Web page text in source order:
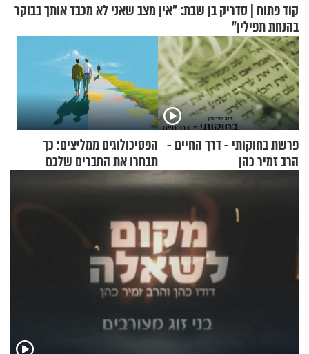
קוד פתוח | סדריק בן שבת: "אין מצב שאני לא מכבד אותך בבוקר
בהנחת תפילין"
פרשת בחוקותי - דרך החיים -
הרב זמיר כהן
הפסיכולוגים ממליצים: כך
תבחרו את החברים שלכם